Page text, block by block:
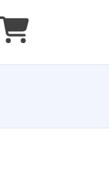
Warenkorb